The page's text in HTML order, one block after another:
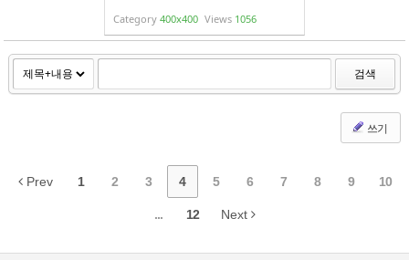
Category 400x400 Views 1056
검색
쓰기
Prev 1 2 3 4 5 6 7 8 9 10
... 12 Next